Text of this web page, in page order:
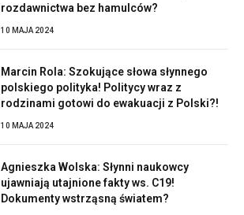
rozdawnictwa bez hamulców?
10 MAJA 2024
Marcin Rola: Szokujące słowa słynnego
polskiego polityka! Politycy wraz z
rodzinami gotowi do ewakuacji z Polski?!
10 MAJA 2024
Agnieszka Wolska: Słynni naukowcy
ujawniają utajnione fakty ws. C19!
Dokumenty wstrząsną światem?